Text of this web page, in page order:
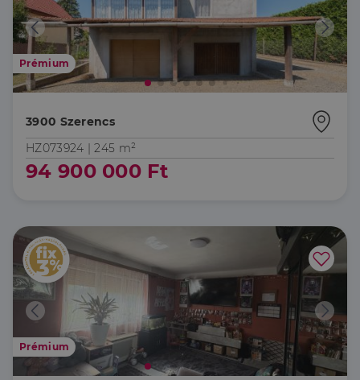
Prémium
3900 Szerencs
HZ073924 |245 m²
94 900 000 Ft
Prémium